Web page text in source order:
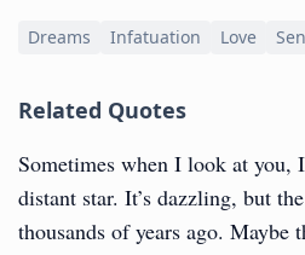
Dreams Infatuation Love
Related Quotes
Sometimes when I look at you,
distant star. It’s dazzling, but
thousands of years ago. Maybe